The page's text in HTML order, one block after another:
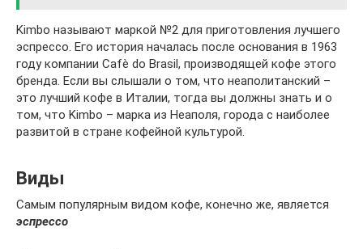
Kimbo называют маркой №2 для приготовления лучшего
эспрессо. Его история началась после основания в 1963
году компании Cafè do Brasil, производящей кофе этого
бренда. Если вы слышали о том, что неаполитанский –
это лучший кофе в Италии, тогда вы должны знать и о
том, что Kimbo – марка из Неаполя, города с наиболее
развитой в стране кофейной культурой.
Виды
Самым популярным видом кофе, конечно же, является
эспрессо